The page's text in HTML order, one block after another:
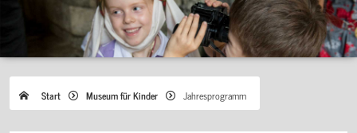
Start Museum für Kinder Jahresprogramm